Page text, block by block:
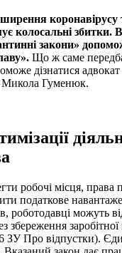
колосальні збитки.
закони»
Що ж саме
дізнатися
Микола Гуменюк.
робочі місця, права
податкове
роботодавці можуть
збереження
ЗУ Про відпустки).